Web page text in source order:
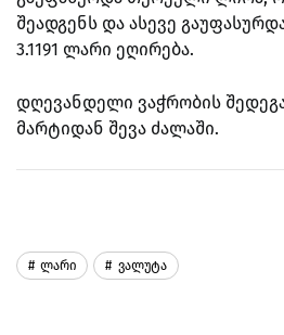
შეადგენს და ასევე
3.1191 ლარი ეღირება.
დღევანდელი ვაჭრობის
მარტიდან შევა ძალაში.
Ლარი Ვალუტა